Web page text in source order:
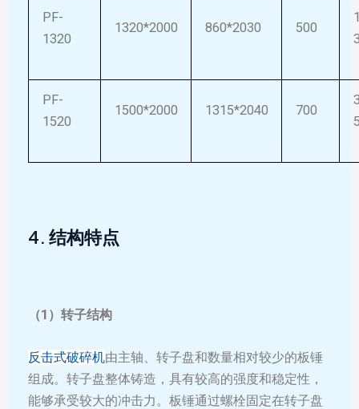
PF-
1320
1320*2000 860*2030 500
PF-
1520
1500*2000 1315*2040 700
4. 结构特点
（1）转子结构
反击式破碎机由主轴、转子盘和数量相对较少的板锤
组成。转子盘整体铸造，具有较高的强度和稳定性，
能够承受较大的冲击力。板锤通过螺栓固定在转子盘